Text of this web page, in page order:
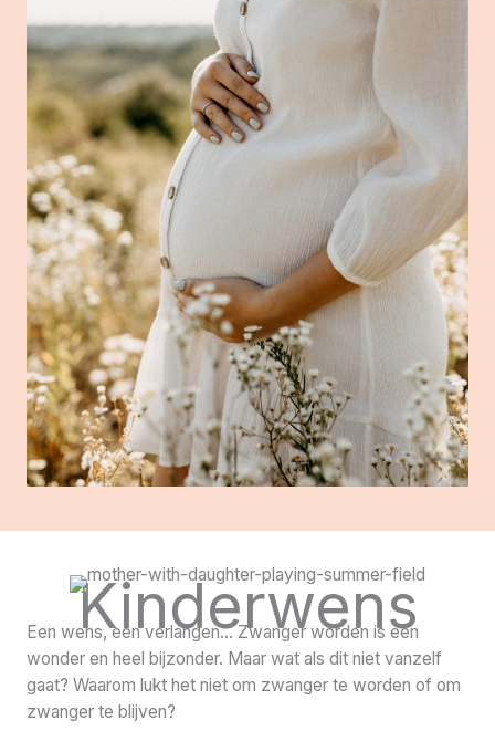
Kinderwens
Een wens, een verlangen… Zwanger worden is een
wonder en heel bijzonder. Maar wat als dit niet vanzelf
gaat? Waarom lukt het niet om zwanger te worden of om
zwanger te blijven?